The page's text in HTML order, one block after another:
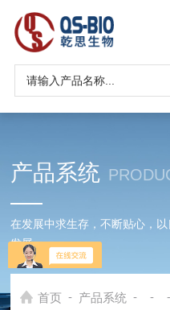
产品系统
在发展中求生存，不断贴心，
发展
首页 - 产品系统 - - -